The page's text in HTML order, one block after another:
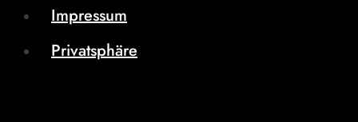
Impressum
Privatsphäre